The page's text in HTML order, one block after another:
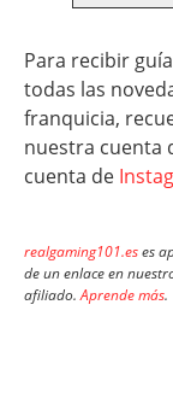
Para recibir
todas las
franquicia,
nuestra cuenta
cuenta de
realgaming101.eses
de un enlace en
afiliado.Aprende más.